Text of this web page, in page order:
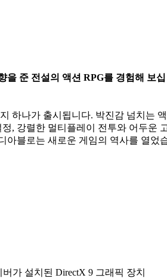
을 준 전설의 액션 RPG를 경험해 보십
하나가 출시됩니다. 박진감 넘치는 액
, 강렬한 멀티플레이 전투와 어두운
아블로는 새로운 게임의 역사를 열었
가 설치된 DirectX 9 그래픽 장치